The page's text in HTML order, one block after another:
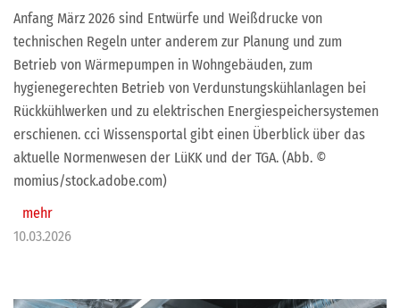
Anfang März 2026 sind Entwürfe und Weißdrucke von
technischen Regeln unter anderem zur Planung und zum
Betrieb von Wärmepumpen in Wohngebäuden, zum
hygienegerechten Betrieb von Verdunstungskühlanlagen bei
Rückkühlwerken und zu elektrischen Energiespeichersystemen
erschienen. cci Wissensportal gibt einen Überblick über das
aktuelle Normenwesen der LüKK und der TGA. (Abb. ©
momius/stock.adobe.com)
mehr
10.03.2026